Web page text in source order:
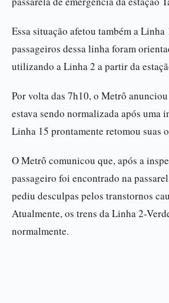
Essa situação afetou também a Linha
passageiros dessa linha foram
utilizando a Linha 2 a partir da
Por volta das 7h10, o Metrô
estava sendo normalizada após uma
Linha 15 prontamente retomou suas
O Metrô comunicou que, após a
passageiro foi encontrado na
pediu desculpas pelos transtornos
Atualmente, os trens da Linha 2-
normalmente.